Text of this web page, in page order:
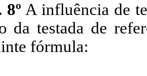
A influência de
da testada de
fórmula: